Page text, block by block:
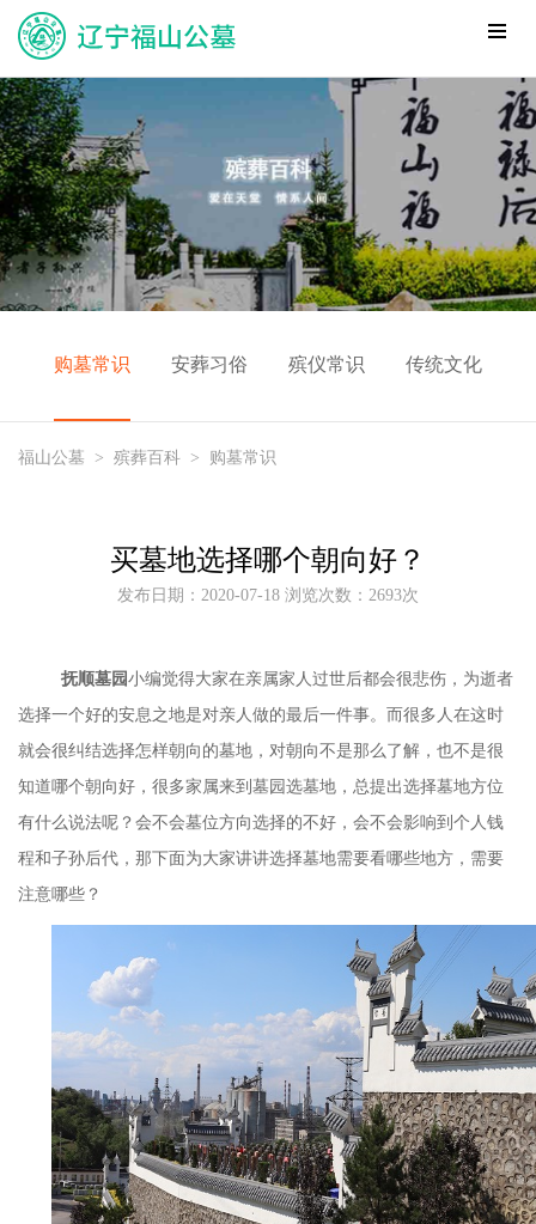
购墓常识 安葬习俗 殡仪常识 传统文化
福山公墓 > 殡葬百科 > 购墓常识
买墓地选择哪个朝向好？
发布日期：2020-07-18 浏览次数：2693次
抚顺墓园小编觉得大家在亲属家人过世后都会很悲伤，为逝者
选择一个好的安息之地是对亲人做的最后一件事。而很多人在这时
就会很纠结选择怎样朝向的墓地，对朝向不是那么了解，也不是很
知道哪个朝向好，很多家属来到墓园选墓地，总提出选择墓地方位
有什么说法呢？会不会墓位方向选择的不好，会不会影响到个人钱
程和子孙后代，那下面为大家讲讲选择墓地需要看哪些地方，需要
注意哪些？